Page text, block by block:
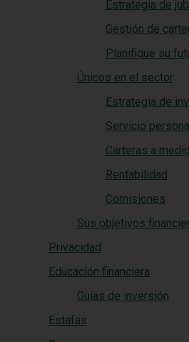
Estrategia de
Gestión de
Planifique su
Únicos en el sector
Estrategia de
Servicio
Carteras a
Rentabilidad
Comisiones
Sus objetivos
Privacidad
Educación financiera
Guías de inversión
Estafas